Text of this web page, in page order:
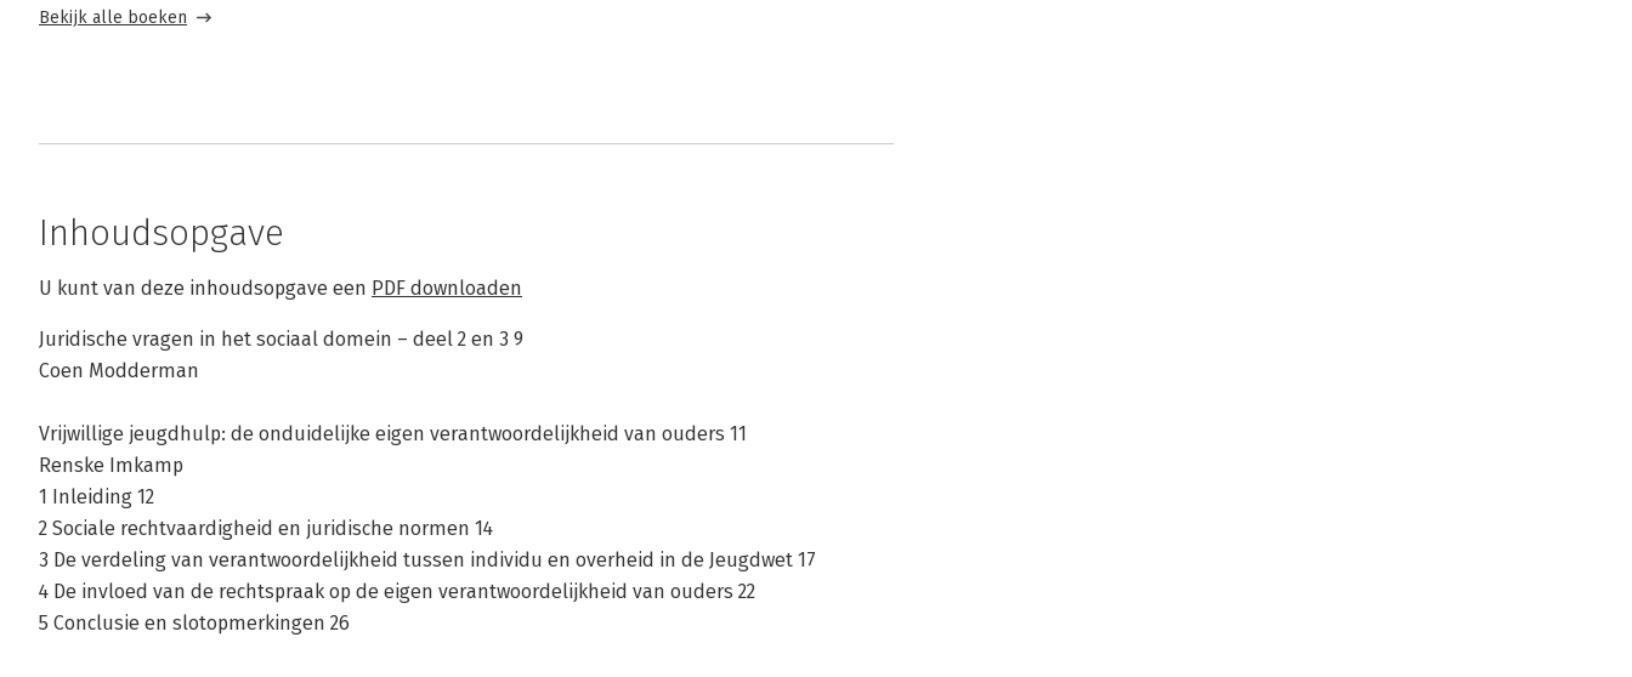
Bekijk alle boeken
Inhoudsopgave
U kunt van deze inhoudsopgave een PDF downloaden
Juridische vragen in het sociaal domein – deel 2 en 3 9
Coen Modderman
Vrijwillige jeugdhulp: de onduidelijke eigen verantwoordelijkheid van ouders 11
Renske Imkamp
1 Inleiding 12
2 Sociale rechtvaardigheid en juridische normen 14
3 De verdeling van verantwoordelijkheid tussen individu en overheid in de Jeugdwet 17
4 De invloed van de rechtspraak op de eigen verantwoordelijkheid van ouders 22
5 Conclusie en slotopmerkingen 26